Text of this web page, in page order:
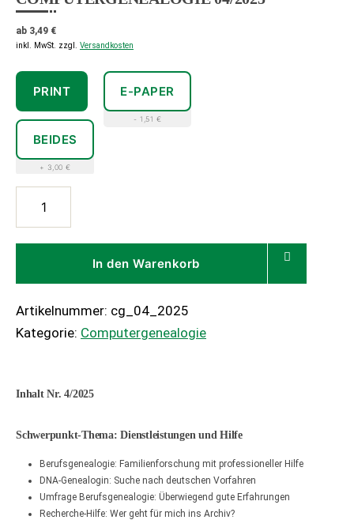
ab 3,49 €
inkl. MwSt. zzgl. Versandkosten
PRINT E-PAPER
- 1,51 €
BEIDES
+ 3,00 €
In den Warenkorb
Artikelnummer: cg_04_2025
Kategorie: Computergenealogie
Inhalt Nr. 4/2025
Schwerpunkt-Thema: Dienstleistungen und Hilfe
Berufsgenealogie: Familienforschung mit professioneller Hilfe
DNA-Genealogin: Suche nach deutschen Vorfahren
Umfrage Berufsgenealogie: Überwiegend gute Erfahrungen
Recherche-Hilfe: Wer geht für mich ins Archiv?